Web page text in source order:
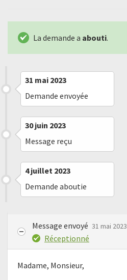
La demande a abouti.
31 mai 2023
Demande envoyée
30 juin 2023
Message reçu
4 juillet 2023
Demande aboutie
Message envoyé 31 mai 2023
Réceptionné
Madame, Monsieur,